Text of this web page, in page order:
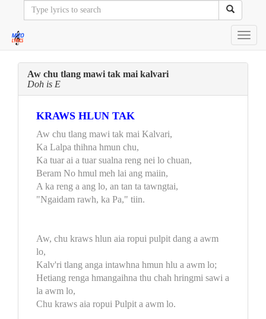
Aw chu tlang mawi tak mai kalvari
Doh is E
KRAWS HLUN TAK
Aw chu tlang mawi tak mai Kalvari,
Ka Lalpa thihna hmun chu,
Ka tuar ai a tuar sualna reng nei lo chuan,
Beram No hmul meh lai ang maiin,
A ka reng a ang lo, an tan ta tawngtai,
"Ngaidam rawh, ka Pa," tiin.
Aw, chu kraws hlun aia ropui pulpit dang a awm
lo,
Kalv'ri tlang anga intawhna hmun hlu a awm lo;
Hetiang renga hmangaihna thu chah hringmi sawi a
la awm lo,
Chu kraws aia ropui Pulpit a awm lo.